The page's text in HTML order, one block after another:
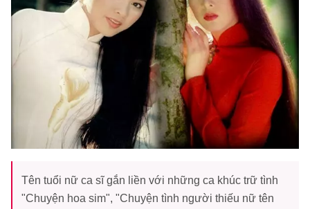
Tên tuổi nữ ca sĩ gắn liền với những ca khúc trữ tình
"Chuyện hoa sim", "Chuyện tình người thiếu nữ tên